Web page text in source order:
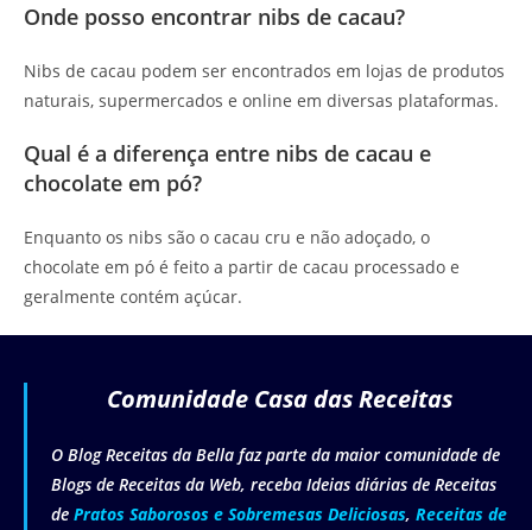
Onde posso encontrar nibs de cacau?
Nibs de cacau podem ser encontrados em lojas de produtos
naturais, supermercados e online em diversas plataformas.
Qual é a diferença entre nibs de cacau e
chocolate em pó?
Enquanto os nibs são o cacau cru e não adoçado, o
chocolate em pó é feito a partir de cacau processado e
geralmente contém açúcar.
Comunidade Casa das Receitas
O Blog Receitas da Bella faz parte da maior comunidade de
Blogs de Receitas da Web, receba Ideias diárias de Receitas
de Pratos Saborosos e Sobremesas Deliciosas, Receitas de